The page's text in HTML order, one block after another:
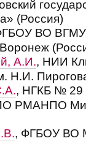
(Россия)
ВО ВГМУ
А.И., НИИ
, НГКБ № 29
РМАНПО
, ФГБОУ ВО